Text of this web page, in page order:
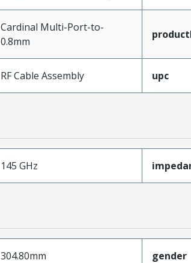
Cardinal Multi-Port-to-
0.8mm
RF Cable Assembly upc
145 GHz
304.80mm gender